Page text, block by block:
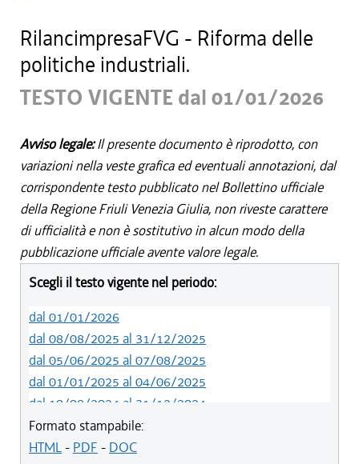
RilancimpresaFVG - Riforma delle
politiche industriali.
TESTO VIGENTE dal 01/01/2026
Avviso legale:Il presente documento è riprodotto, con
variazioni nella veste grafica ed eventuali annotazioni, dal
corrispondente testo pubblicato nel Bollettino ufficiale
della Regione Friuli Venezia Giulia, non riveste carattere
di ufficialità e non è sostitutivo in alcun modo della
pubblicazione ufficiale avente valore legale.
Scegli il testo vigente nel periodo:
dal 01/01/2026
dal 08/08/2025 al 31/12/2025
dal 05/06/2025 al 07/08/2025
dal 01/01/2025 al 04/06/2025
dal 10/08/2024 al 31/12/2024
dal 14/05/2024 al 09/08/2024
dal 11/08/2022 al 13/05/2024
Formato stampabile:
HTML- PDF - DOC